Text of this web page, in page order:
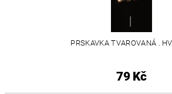
PRSKAVKA TVAROVANÁ .
79 Kč